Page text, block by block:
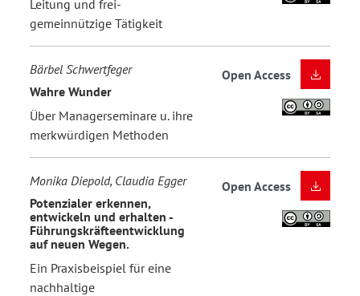
Leitung und frei-
gemeinnützige Tätigkeit
Bärbel Schwertfeger
Wahre Wunder
Über Managerseminare u. ihre
merkwürdigen Methoden
Open Access
Monika Diepold, Claudia Egger
Potenzialer erkennen,
entwickeln und erhalten -
Führungskräfteentwicklung
auf neuen Wegen.
Ein Praxisbeispiel für eine
nachhaltige
Open Access